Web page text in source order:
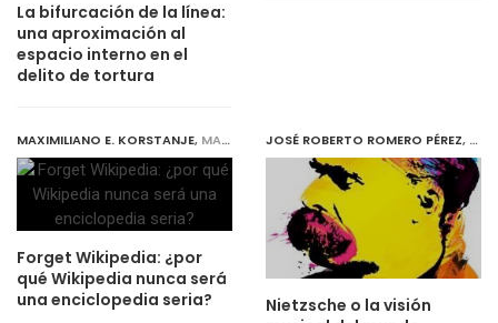
La bifurcación de la línea:
una aproximación al
espacio interno en el
delito de tortura
MAXIMILIANO E. KORSTANJE, MARCH 31, 2018
Forget Wikipedia: ¿por
qué Wikipedia nunca será
una enciclopedia seria?
JOSÉ ROBERTO ROMERO PÉREZ,
Nietzsche o la visión